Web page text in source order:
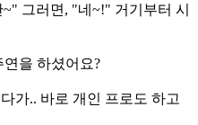
그러면, "네~!" 거기부터 시
을 하셨어요?
가.. 바로 개인 프로도 하고